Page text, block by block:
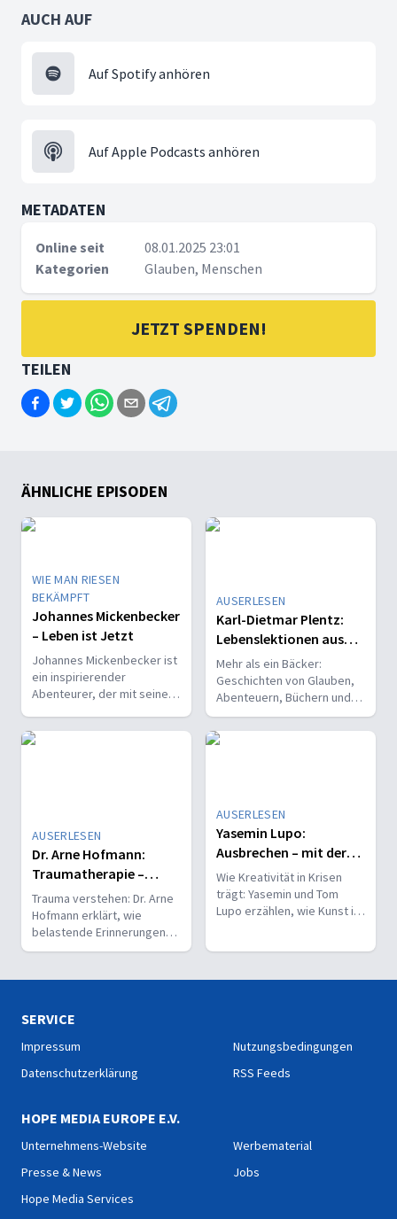
AUCH AUF
Auf Spotify anhören
Auf Apple Podcasts anhören
METADATEN
Online seit
08.01.2025 23:01
Kategorien
Glauben, Menschen
JETZT SPENDEN!
TEILEN
ÄHNLICHE EPISODEN
WIE MAN RIESEN
BEKÄMPFT
Johannes Mickenbecker
– Leben ist Jetzt
Johannes Mickenbecker ist
ein inspirierender
Abenteurer, der mit seiner
Kreativität Millionen
Menschen berührt.
AUSERLESEN
Karl-Dietmar Plentz:
Lebenslektionen aus
der Backstube
Mehr als ein Bäcker:
Geschichten von Glauben,
Abenteuern, Büchern und
einem Leben zwischen
Backstube, Familie und
Verantwortung.
AUSERLESEN
Dr. Arne Hofmann:
Traumatherapie –
Lasten der
Vergangenheit
loswerden
Trauma verstehen: Dr. Arne
Hofmann erklärt, wie
belastende Erinnerungen
wirken – und wie Heilung
und EMDR möglich wird.
AUSERLESEN
Yasemin Lupo:
Ausbrechen – mit der
Kraft der Kreativität
Wie Kreativität in Krisen
trägt: Yasemin und Tom
Lupo erzählen, wie Kunst in
SERVICE
Impressum
Datenschutzerklärung
Nutzungsbedingungen
RSS Feeds
HOPE MEDIA EUROPE E.V.
Unternehmens-Website
Presse & News
Hope Media Services
Werbematerial
Jobs